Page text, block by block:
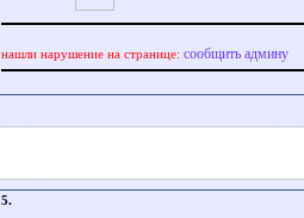
нашли нарушение на странице: сообщить админу
5.